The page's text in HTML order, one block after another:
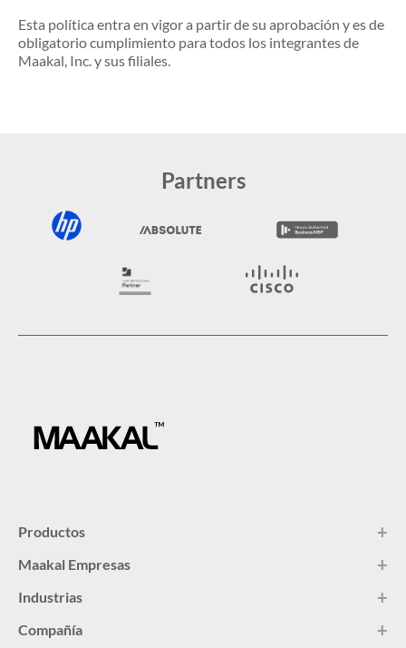
Esta política entra en vigor a partir de su aprobación y es de
obligatorio cumplimiento para todos los integrantes de
Maakal, Inc.y sus filiales.
Partners
Productos
Maakal Empresas
Industrias
Compañía